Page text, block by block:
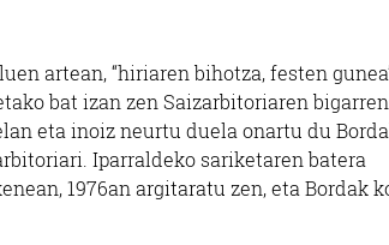
artean, “hiriaren bihotza, festen
bat izan zen Saizarbitoriaren bigarren
eta inoiz neurtu duela onartu du
Iparraldeko sariketaren batera
1976an argitaratu zen, eta Bordak